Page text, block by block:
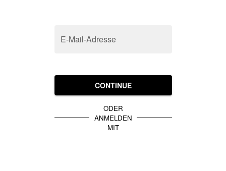
E-Mail-Adresse
CONTINUE
ODER
ANMELDEN
MIT